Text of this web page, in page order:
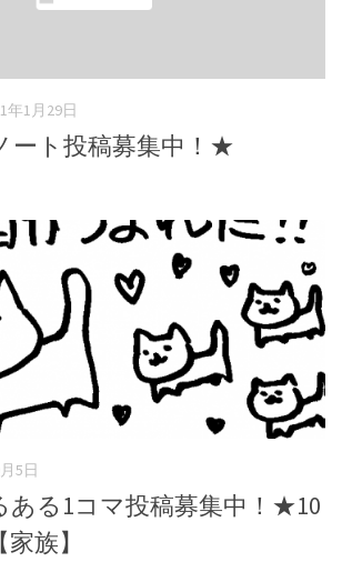
年1月29日
ト投稿募集中！★
5日
る1コマ投稿募集中！★10
族】